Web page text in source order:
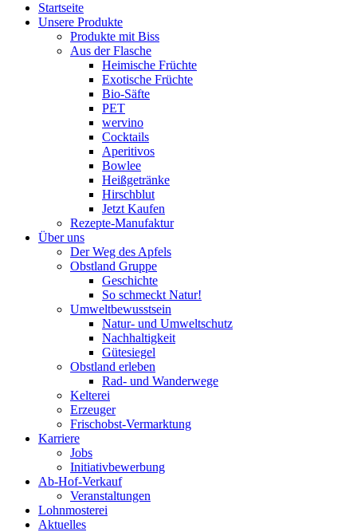
Startseite
Unsere Produkte
Produkte mit Biss
Aus der Flasche
Heimische Früchte
Exotische Früchte
Bio-Säfte
PET
wervino
Cocktails
Aperitivos
Bowlee
Heißgetränke
Hirschblut
Jetzt Kaufen
Rezepte-Manufaktur
Über uns
Der Weg des Apfels
Obstland Gruppe
Geschichte
So schmeckt Natur!
Umweltbewusstsein
Natur- und Umweltschutz
Nachhaltigkeit
Gütesiegel
Obstland erleben
Rad- und Wanderwege
Kelterei
Erzeuger
Frischobst-Vermarktung
Karriere
Jobs
Initiativbewerbung
Ab-Hof-Verkauf
Veranstaltungen
Lohnmosterei
Aktuelles